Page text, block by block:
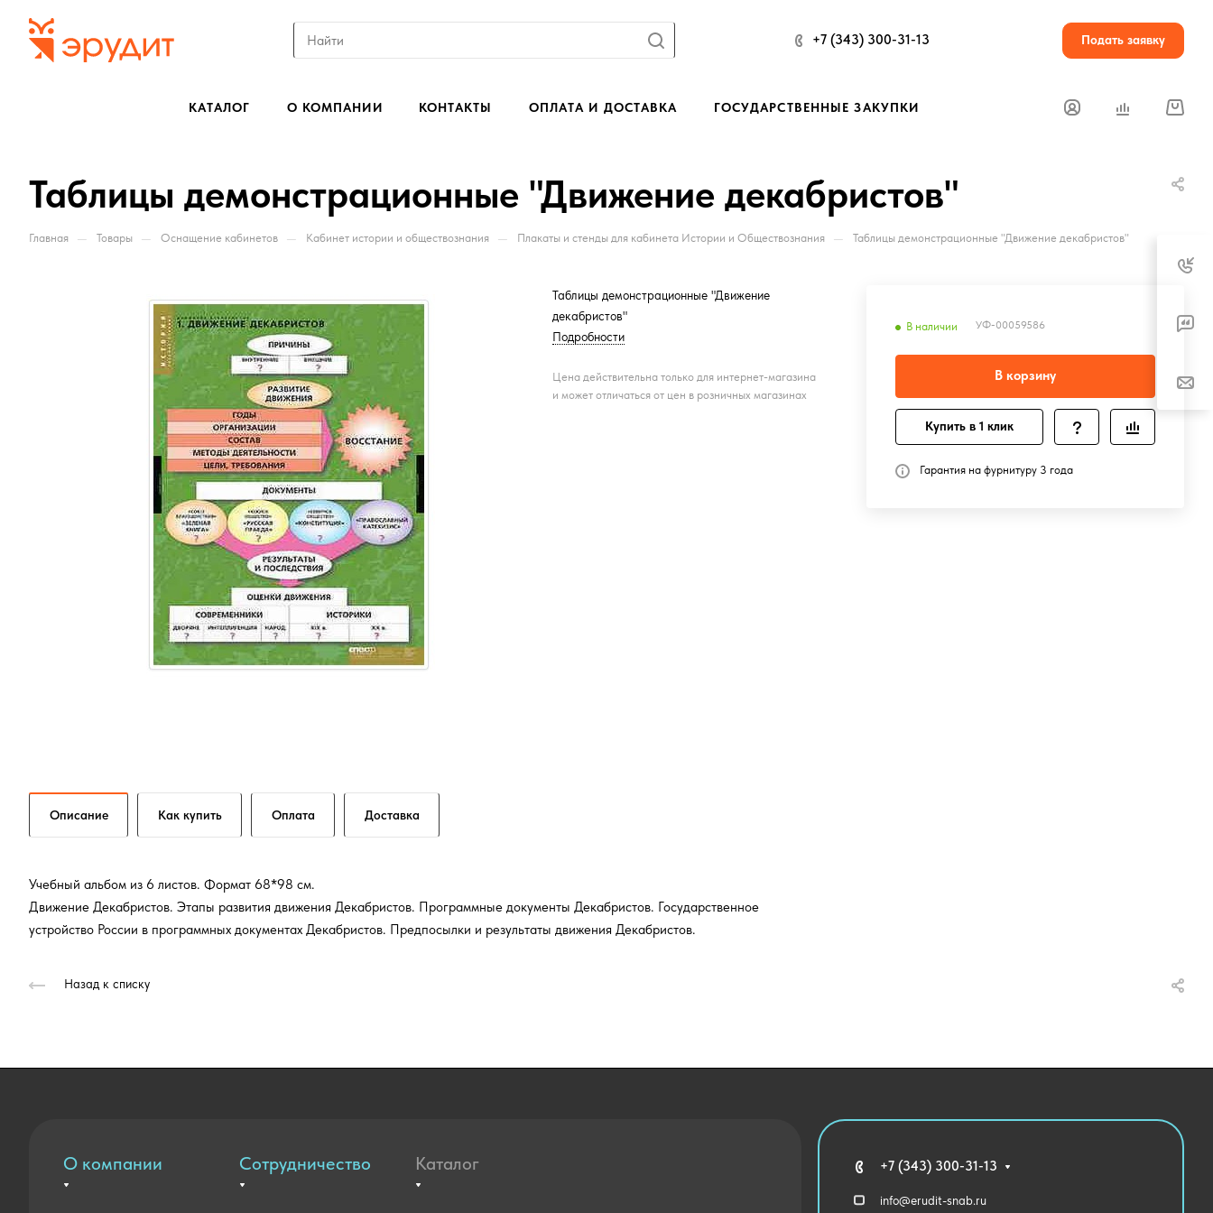
+7 (343) 300-31-13 Подать заявку
КАТАЛОГ О КОМПАНИИ КОНТАКТЫ ОПЛАТА И ДОСТАВКА ГОСУДАРСТВЕННЫЕ ЗАКУПКИ
Таблицы демонстрационные "Движение декабристов"
Главная — Товары — Оснащение кабинетов — Кабинет истории и обществознания — Плакаты и стенды для кабинета Истории и Обществознания — Таблицы демонстрационные "Движение декабристов"
В наличии УФ-00059586
В корзину
Купить в 1 клик
Гарантия на фурнитуру 3 года
Таблицы демонстрационные "Движение
декабристов"
Подробности
Цена действительна только для интернет-магазина
и может отличаться от цен в розничных магазинах
Описание Как купить Оплата Доставка
Учебный альбом из 6 листов. Формат 68*98 см.
Движение Декабристов. Этапы развития движения Декабристов. Программные документы Декабристов. Государственное
устройство России в программных документах Декабристов. Предпосылки и результаты движения Декабристов.
Назад к списку
О компании Сотрудничество Каталог +7 (343) 300-31-13
info@erudit-snab.ru